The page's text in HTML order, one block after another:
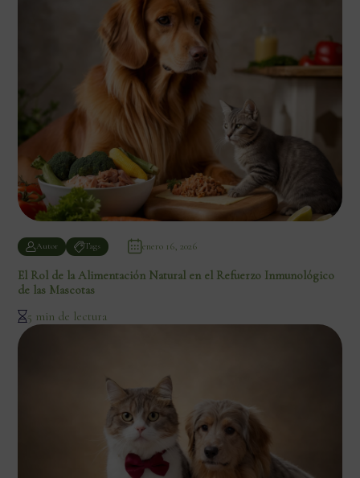
Autor Tags enero 16, 2026
El Rol de la Alimentación Natural en el Refuerzo Inmunológico
de las Mascotas
5 min de lectura